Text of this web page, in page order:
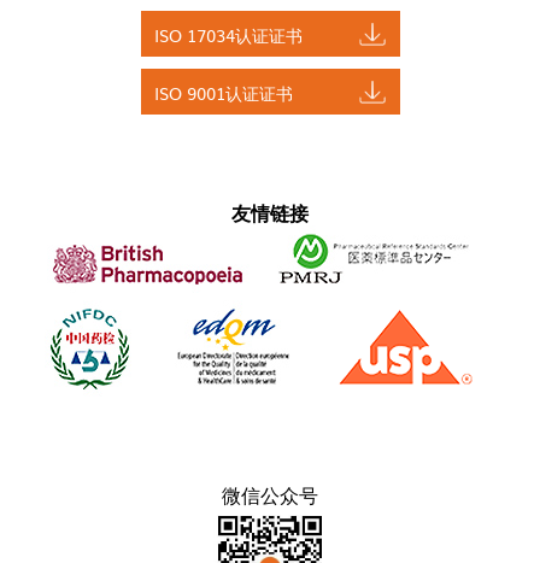
ISO 17034认证证书
ISO 9001认证证书
友情链接
微信公众号